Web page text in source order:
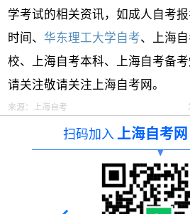
学考试的相关资讯，如成人自考
时间、华东理工大学自考、上海
校、上海自考本科、上海自考备
请关注敬请关注上海自考网。
来源： 上海自考
扫码加入 上海自考网